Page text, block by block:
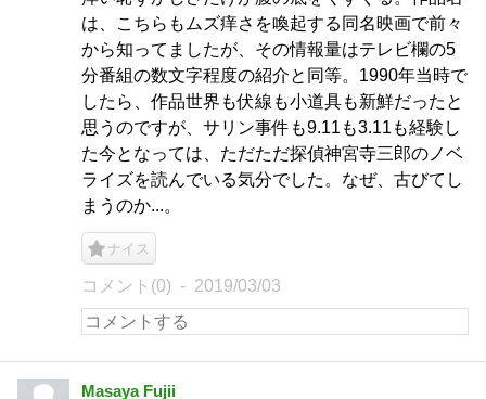
は、こちらもムズ痒さを喚起する同名映画で前々
から知ってましたが、その情報量はテレビ欄の5
分番組の数文字程度の紹介と同等。1990年当時で
したら、作品世界も伏線も小道具も新鮮だったと
思うのですが、サリン事件も9.11も3.11も経験し
た今となっては、ただただ探偵神宮寺三郎のノベ
ライズを読んでいる気分でした。なぜ、古びてし
まうのか...。
ナイス
コメント(0) 2019/03/03
Masaya Fujii